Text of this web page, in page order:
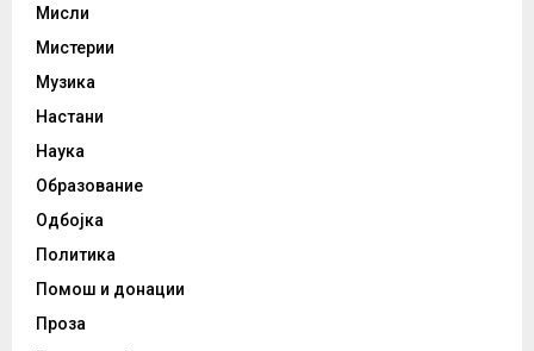
Мисли
Мистерии
Музика
Настани
Наука
Образование
Одбојка
Политика
Помош и донации
Проза